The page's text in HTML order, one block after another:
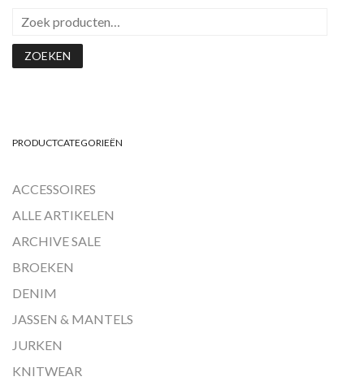
ZOEKEN
PRODUCTCATEGORIEËN
ACCESSOIRES
ALLE ARTIKELEN
ARCHIVE SALE
BROEKEN
DENIM
JASSEN & MANTELS
JURKEN
KNITWEAR